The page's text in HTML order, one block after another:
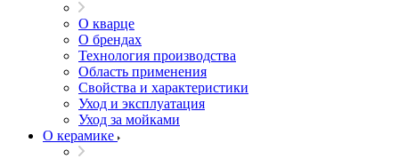
О кварце
О брендах
Технология производства
Область применения
Свойства и характеристики
Уход и эксплуатация
Уход за мойками
О керамике